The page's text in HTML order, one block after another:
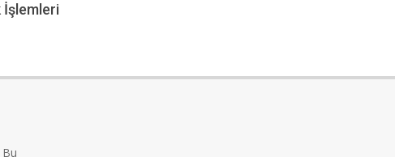
İşlemleri